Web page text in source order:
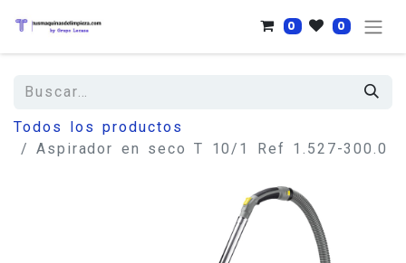
0 0
Todos los productos
Aspirador en seco T 10/1 Ref 1.527-300.0